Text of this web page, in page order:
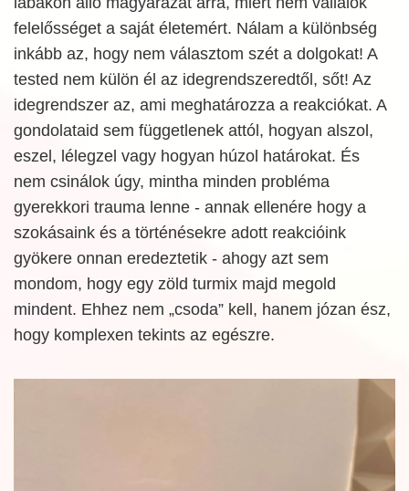
felelősséget a saját életemért. Nálam a különbség
inkább az, hogy nem választom szét a dolgokat! A
tested nem külön él az idegrendszeredtől, sőt! Az
idegrendszer az, ami meghatározza a reakciókat. A
gondolataid sem függetlenek attól, hogyan alszol,
eszel, lélegzel vagy hogyan húzol határokat. És
nem csinálok úgy, mintha minden probléma
gyerekkori trauma lenne - annak ellenére hogy a
szokásaink és a történésekre adott reakcióink
gyökere onnan eredeztetik - ahogy azt sem
mondom, hogy egy zöld turmix majd megold
mindent. Ehhez nem „csoda” kell, hanem józan ész,
hogy komplexen tekints az egészre.